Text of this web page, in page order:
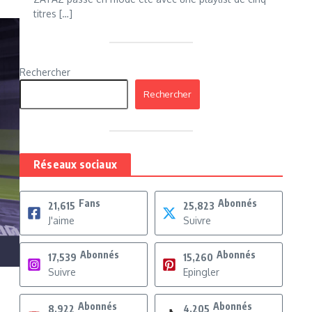
titres […]
Rechercher
Rechercher
Réseaux sociaux
21,615 Fans
J'aime
25,823 Abonnés
Suivre
17,539 Abonnés
Suivre
15,260 Abonnés
Epingler
8,922 Abonnés 4,205 Abonnés